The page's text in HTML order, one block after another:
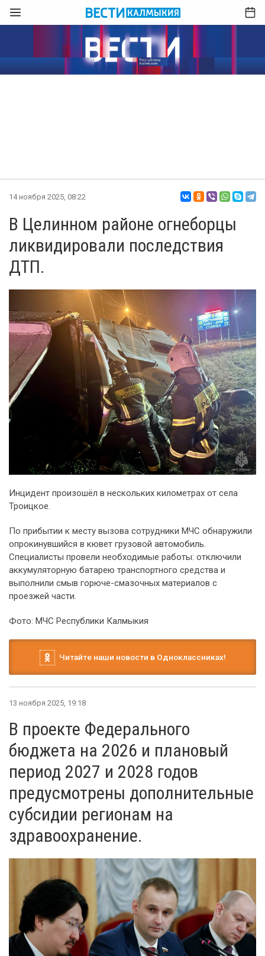
14 ноября 2025, 08:22
В Целинном районе огнеборцы
ликвидировали последствия
ДТП.
Инцидент произошёл в нескольких километрах от села
Троицкое.
По прибытии к месту вызова сотрудники МЧС обнаружили
опрокинувшийся в кювет грузовой автомобиль.
Специалисты провели необходимые работы: отключили
аккумуляторную батарею транспортного средства и
выполнили смыв горюче-смазочных материалов с
проезжей части.
Фото: МЧС Республики Калмыкия
Читайте наши новости в Одноклассниках!
13 ноября 2025, 19:18
В проекте Федерального
бюджета на 2026 и плановый
период 2027 и 2028 годов
предусмотрены дополнительные
субсидии регионам на
здравоохранение.